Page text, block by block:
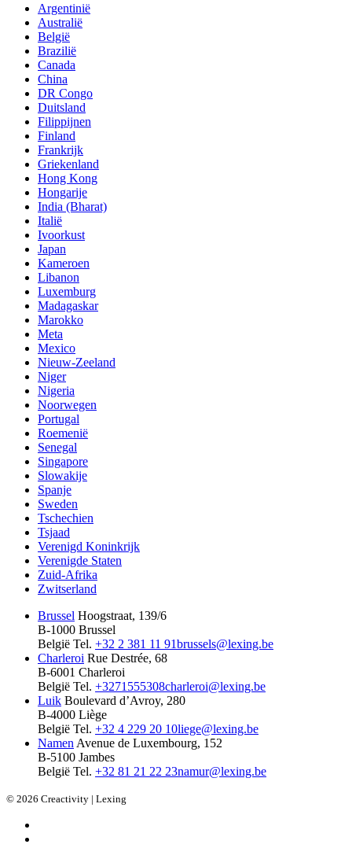
Argentinië
Australië
België
Brazilië
Canada
China
DR Congo
Duitsland
Filippijnen
Finland
Frankrijk
Griekenland
Hong Kong
Hongarije
India (Bharat)
Italië
Ivoorkust
Japan
Kameroen
Libanon
Luxemburg
Madagaskar
Marokko
Meta
Mexico
Nieuw-Zeeland
Niger
Nigeria
Noorwegen
Portugal
Roemenië
Senegal
Singapore
Slowakije
Spanje
Sweden
Tschechien
Tsjaad
Verenigd Koninkrijk
Verenigde Staten
Zuid-Afrika
Zwitserland
Brussel Hoogstraat, 139/6
B-1000 Brussel
België Tel. +32 2 381 11 91brussels@lexing.be
Charleroi Rue Destrée, 68
B-6001 Charleroi
België Tel. +3271555308charleroi@lexing.be
Luik Boulevard d’Avroy, 280
B-4000 Liège
België Tel. +32 4 229 20 10liege@lexing.be
Namen Avenue de Luxembourg, 152
B-5100 Jambes
België Tel. +32 81 21 22 23namur@lexing.be
© 2026 Creactivity | Lexing